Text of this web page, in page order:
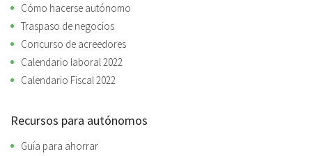
Cómo hacerse autónomo
Traspaso de negocios
Concurso de acreedores
Calendario laboral 2022
Calendario Fiscal 2022
Recursos para autónomos
Guía para ahorrar